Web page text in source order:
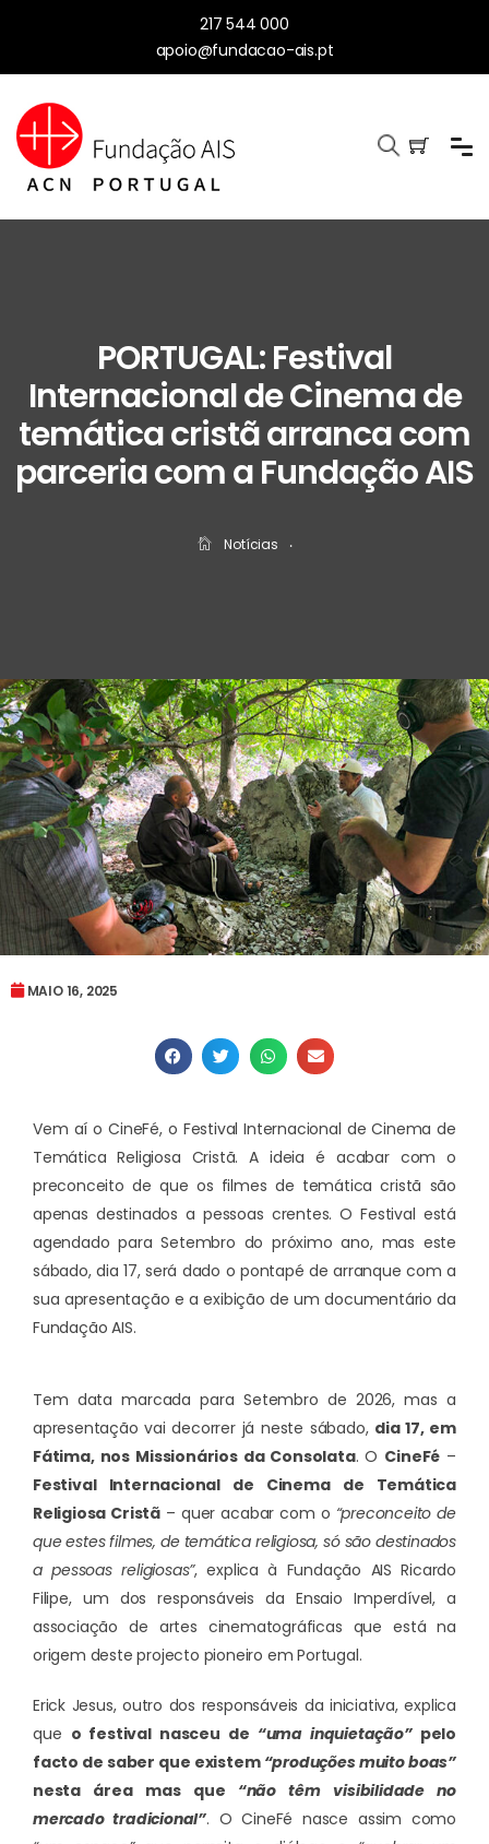
217 544 000
apoio@fundacao-ais.pt
PORTUGAL: Festival
Internacional de Cinema de
temática cristã arranca com
parceria com a Fundação AIS
Notícias ‧
MAIO 16, 2025
Vem aí o CineFé, o Festival Internacional de Cinema de
Temática Religiosa Cristã. A ideia é acabar com o
preconceito de que os filmes de temática cristã são
apenas destinados a pessoas crentes. O Festival está
agendado para Setembro do próximo ano, mas este
sábado, dia 17, será dado o pontapé de arranque com a
sua apresentação e a exibição de um documentário da
Fundação AIS.
Tem data marcada para Setembro de 2026, mas a
apresentação vai decorrer já neste sábado, dia 17, em
Fátima, nos Missionários da Consolata. O CineFé –
Festival Internacional de Cinema de Temática
Religiosa Cristã – quer acabar com o “preconceito de
que estes filmes, de temática religiosa, só são destinados
a pessoas religiosas”, explica à Fundação AIS Ricardo
Filipe, um dos responsáveis da Ensaio Imperdível, a
associação de artes cinematográficas que está na
origem deste projecto pioneiro em Portugal.
Erick Jesus, outro dos responsáveis da iniciativa, explica
que o festival nasceu de “uma inquietação”pelo
facto de saber que existem “produções muito boas”
nesta área mas que “não têm visibilidade no
mercado tradicional”. O CineFé nasce assim como